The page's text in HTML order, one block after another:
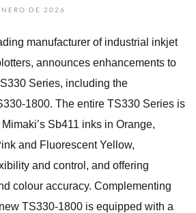
DE 2026
manufacturer of industrial inkjet
announces enhancements to
Series, including the
1800. The entire TS330 Series is
Sb411 inks in Orange,
and Fluorescent Yellow,
and control, and offering
colour accuracy. Complementing
TS330-1800 is equipped with a